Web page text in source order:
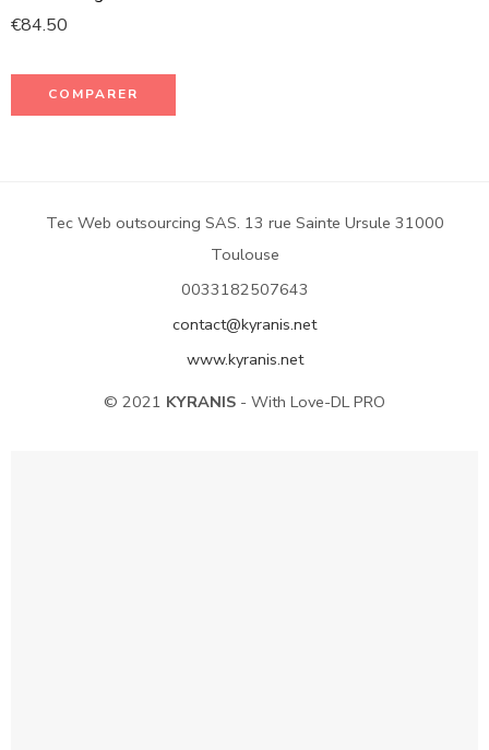
€84.50
COMPARER
Tec Web outsourcing SAS. 13 rue Sainte Ursule 31000
Toulouse
0033182507643
contact@kyranis.net
www.kyranis.net
© 2021 KYRANIS - With Love-DL PRO